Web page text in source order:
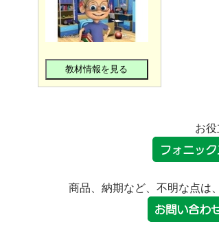
教材情報を見る
お
商品、納期など、不明な点は